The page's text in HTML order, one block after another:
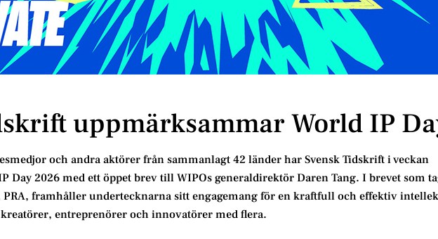
uppmärksammar World IP
och andra aktörer från sammanlagt 42 länder har Svensk Tidskrift i veckan
Day 2026 med ett öppet brev till WIPOs generaldirektör Daren Tang. I brevet som
PRA, framhåller undertecknarna sitt engagemang för en kraftfull och effektiv
kreatörer, entreprenörer och innovatörer med flera.